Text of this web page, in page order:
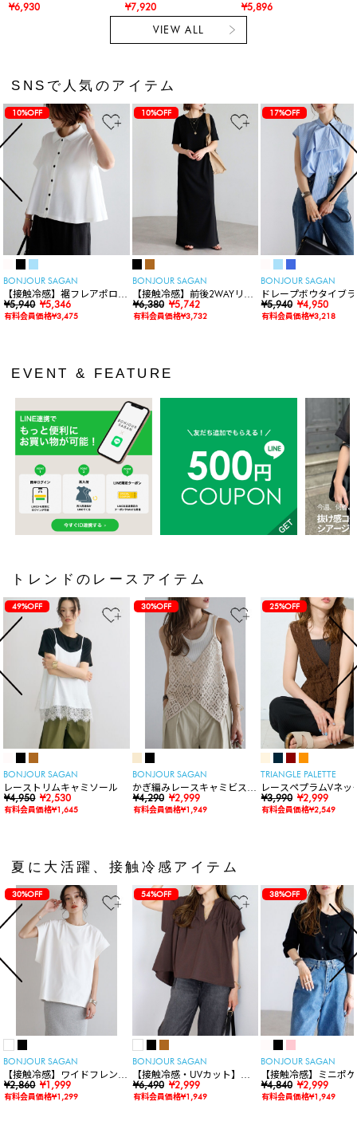
¥6,930
付きサテンキャミソー
ル×リラクシーサテンパ
¥7,920
¥5,896
VIEW ALL
SNSで人気のアイテム
10%OFF
BONJOUR SAGAN
【接触冷感】裾フレアポロシ
ャツ
¥5,940 ¥5,346
有料会員価格¥3,475
10%OFF
BONJOUR SAGAN
【接触冷感】前後2WAYリブ
カットワンピース
¥6,380 ¥5,742
有料会員価格¥3,732
17%OFF
BONJOUR SAGAN
ドレープボウタイブ
ス
¥5,940 ¥4,950
有料会員価格¥3,218
EVENT & FEATURE
トレンドのレースアイテム
49%OFF
BONJOUR SAGAN
レーストリムキャミソール
¥4,950 ¥2,530
有料会員価格¥1,645
30%OFF
BONJOUR SAGAN
かぎ編みレースキャミビスチ
ェ
¥4,290 ¥2,999
有料会員価格¥1,949
25%OFF
TRIANGLE PALETTE
レースペプラムVネッ
ト
¥3,990 ¥2,999
有料会員価格¥2,549
夏に大活躍、接触冷感アイテム
30%OFF
BONJOUR SAGAN
【接触冷感】ワイドフレンチ
スリーブTシャツ
¥2,860 ¥1,999
有料会員価格¥1,299
54%OFF
BONJOUR SAGAN
【接触冷感・UVカット】シ
ャーリングスキッパートップ
ス
¥6,490 ¥2,999
有料会員価格¥1,949
38%OFF
BONJOUR SAGAN
【接触冷感】ミニポ
袖ニットカーディガン
¥4,840 ¥2,999
有料会員価格¥1,949